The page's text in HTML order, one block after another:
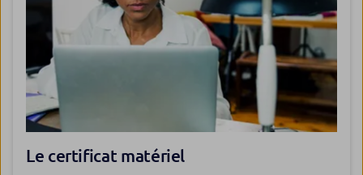
Le certificat matériel